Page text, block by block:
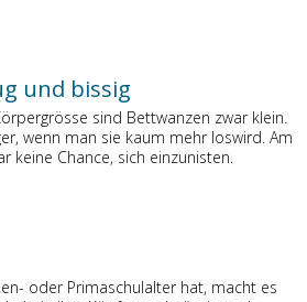
und bissig
sind Bettwanzen zwar klein.
wenn man sie kaum mehr loswird. Am
keine Chance, sich einzunisten.
oder Primaschulalter hat, macht es